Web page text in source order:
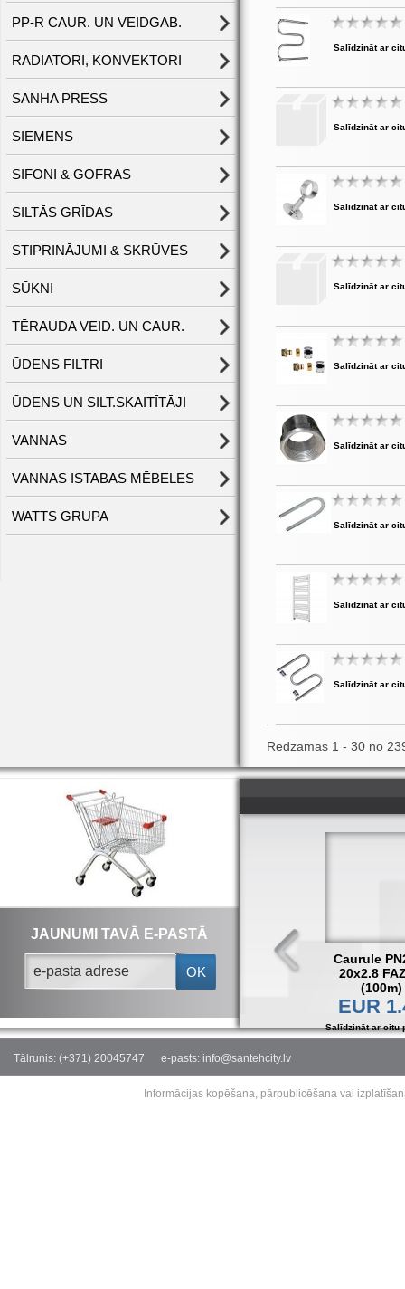
PP-R CAUR. UN VEIDGAB.
RADIATORI, KONVEKTORI
SANHA PRESS
SIEMENS
SIFONI & GOFRAS
SILTĀS GRĪDAS
STIPRINĀJUMI & SKRŪVES
SŪKNI
TĒRAUDA VEID. UN CAUR.
ŪDENS FILTRI
ŪDENS UN SILT.SKAITĪTĀJI
VANNAS
VANNAS ISTABAS MĒBELES
WATTS GRUPA
Salīdzināt ar
Salīdzināt ar
Salīdzināt ar
Salīdzināt ar
Salīdzināt ar
Salīdzināt ar
Salīdzināt ar
Salīdzināt ar
Salīdzināt ar
Redzamas 1 - 30 no
JAUNUMI TAVĀ E-PASTĀ
OK
Caurule
20x2.8
(100m)
EUR
Salīdzināt ar citu
Tālrunis: (+371) 20045747 e-pasts: info@santehcity.lv
Informācijas kopēšana, pārpublicēšana vai